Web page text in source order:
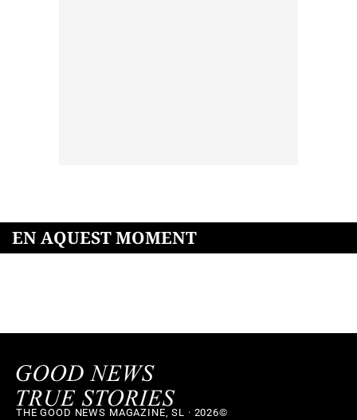
EN AQUEST MOMENT
THE GOOD NEWS MAGAZINE, SL · 2026©